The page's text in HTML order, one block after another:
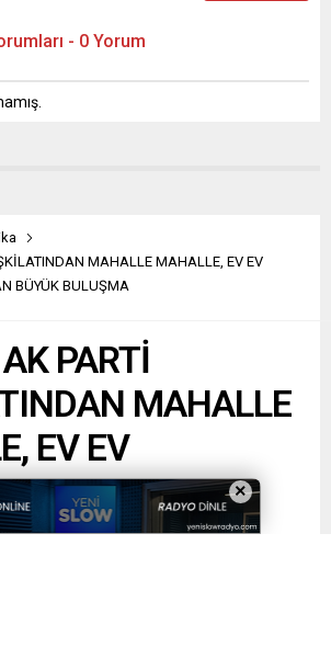
- 0 Yorum
MAHALLE MAHALLE, EV EV
BÜYÜK BULUŞMA
PARTİ
MAHALLE
EV EV
DOKUNAN×